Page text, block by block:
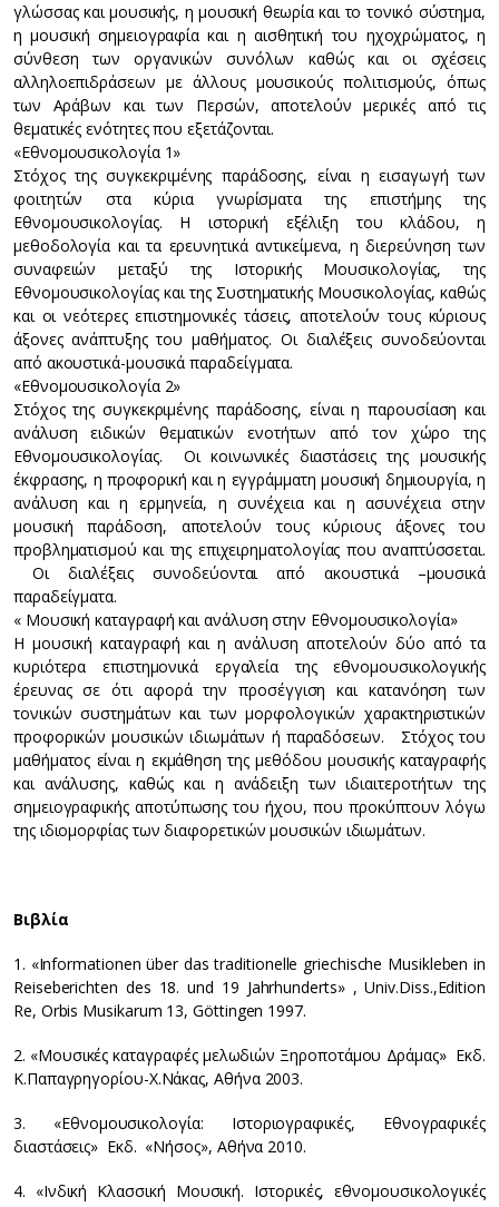
γλώσσας και μουσικής, η μουσική θεωρία και το τονικό σύστημα,
η μουσική σημειογραφία και η αισθητική του ηχοχρώματος, η
σύνθεση των οργανικών συνόλων καθώς και οι σχέσεις
αλληλοεπιδράσεων με άλλους μουσικούς πολιτισμούς, όπως
των Αράβων και των Περσών, αποτελούν μερικές από τις
θεματικές ενότητες που εξετάζονται.
«Εθνομουσικολογία 1»
Στόχος της συγκεκριμένης παράδοσης, είναι η εισαγωγή των
φοιτητών στα κύρια γνωρίσματα της επιστήμης της
Εθνομουσικολογίας. Η ιστορική εξέλιξη του κλάδου, η
μεθοδολογία και τα ερευνητικά αντικείμενα, η διερεύνηση των
συναφειών μεταξύ της Ιστορικής Μουσικολογίας, της
Εθνομουσικολογίας και της Συστηματικής Μουσικολογίας, καθώς
και οι νεότερες επιστημονικές τάσεις, αποτελούν τους κύριους
άξονες ανάπτυξης του μαθήματος. Οι διαλέξεις συνοδεύονται
από ακουστικά-μουσικά παραδείγματα.
«Εθνομουσικολογία 2»
Στόχος της συγκεκριμένης παράδοσης, είναι η παρουσίαση και
ανάλυση ειδικών θεματικών ενοτήτων από τον χώρο της
Εθνομουσικολογίας. Οι κοινωνικές διαστάσεις της μουσικής
έκφρασης, η προφορική και η εγγράμματη μουσική δημιουργία, η
ανάλυση και η ερμηνεία, η συνέχεια και η ασυνέχεια στην
μουσική παράδοση, αποτελούν τους κύριους άξονες του
προβληματισμού και της επιχειρηματολογίας που αναπτύσσεται.
Οι διαλέξεις συνοδεύονται από ακουστικά –μουσικά
παραδείγματα.
« Μουσική καταγραφή και ανάλυση στην Εθνομουσικολογία»
Η μουσική καταγραφή και η ανάλυση αποτελούν δύο από τα
κυριότερα επιστημονικά εργαλεία της εθνομουσικολογικής
έρευνας σε ότι αφορά την προσέγγιση και κατανόηση των
τονικών συστημάτων και των μορφολογικών χαρακτηριστικών
προφορικών μουσικών ιδιωμάτων ή παραδόσεων. Στόχος του
μαθήματος είναι η εκμάθηση της μεθόδου μουσικής καταγραφής
και ανάλυσης, καθώς και η ανάδειξη των ιδιαιτεροτήτων της
σημειογραφικής αποτύπωσης του ήχου, που προκύπτουν λόγω
της ιδιομορφίας των διαφορετικών μουσικών ιδιωμάτων.
Βιβλία
1. «Informationen über das traditionelle griechische Musikleben in
Reiseberichten des 18. und 19 Jahrhunderts» , Univ.Diss.,Edition
Re, Orbis Musikarum 13, Göttingen 1997.
2. «Μουσικές καταγραφές μελωδιών Ξηροποτάμου Δράμας» Εκδ.
Κ.Παπαγρηγορίου-Χ.Νάκας, Αθήνα 2003.
3. «Εθνομουσικολογία: Ιστοριογραφικές, Εθνογραφικές
διαστάσεις» Εκδ. «Νήσος», Αθήνα 2010.
4. «Ινδική Κλασσική Μουσική. Ιστορικές, εθνομουσικολογικές